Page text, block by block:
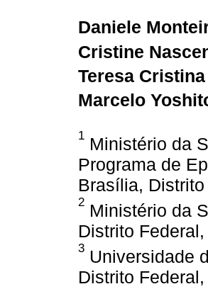
Daniele
Cristine
Teresa
Marcelo
1 Ministério da
Programa de
Brasília,
2 Ministério da
Distrito
3 Universidade
Distrito